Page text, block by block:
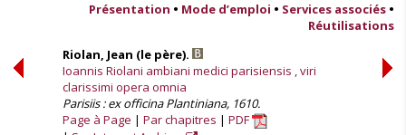
Présentation • Mode d’emploi • Services associés •
Réutilisations
Riolan, Jean (le père).
Ioannis Riolani ambiani medici parisiensis , viri
clarissimi opera omnia
Parisiis : ex officina Plantiniana, 1610.
Page à Page
Par chapitres
PDF